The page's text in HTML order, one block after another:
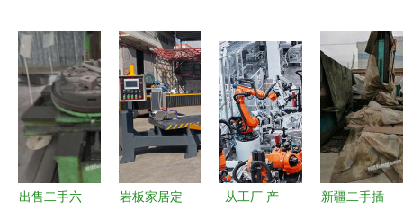
出售二手六
岩板家居定
从工厂 产
新疆二手插